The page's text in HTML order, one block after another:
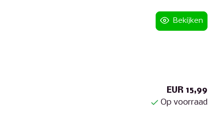
Bekijken
EUR 15,99
Op voorraad